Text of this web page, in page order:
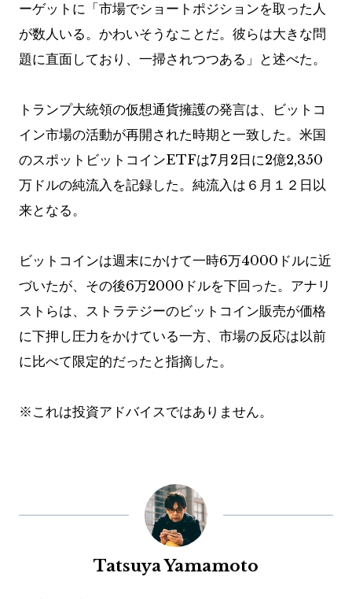
ーゲットに「市場でショートポジションを取った人
が数人いる。かわいそうなことだ。彼らは大きな問
題に直面しており、一掃されつつある」と述べた。
トランプ大統領の仮想通貨擁護の発言は、ビットコ
イン市場の活動が再開された時期と一致した。米国
のスポットビットコインETFは7月2日に2億2,350
万ドルの純流入を記録した。純流入は６月１２日以
来となる。
ビットコインは週末にかけて一時6万4000ドルに近
づいたが、その後6万2000ドルを下回った。アナリ
ストらは、ストラテジーのビットコイン販売が価格
に下押し圧力をかけている一方、市場の反応は以前
に比べて限定的だったと指摘した。
※これは投資アドバイスではありません。
Tatsuya Yamamoto